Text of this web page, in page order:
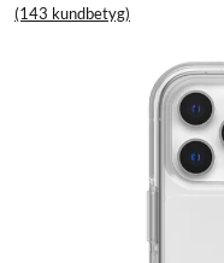
(143 kundbetyg)